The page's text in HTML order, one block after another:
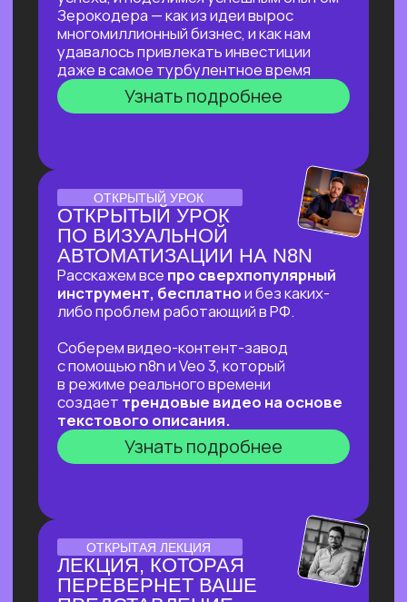
ОНЛАЙН-ПРАКТИКУМ
ПО НЕЙРОСЕТЯМ
ДЛЯ САМОЗАНЯТЫХ,
РУКОВОДИТЕЛЕЙ
И ВЛАДЕЛЬЦЕВ БИЗНЕСА
разбираться
ОНЛАЙН-ПРАКТИКУМ
ОНЛАЙН-ПРАКТИКУМ
ДЛЯ ТЕХ, КТО УЖЕ НА
«ТЫ»С НЕЙРОСЕТЯМИ
В прямом эфире соберем «контент-
завод» для блога с автоматической
созданием иллюстраций к ним
и автопостингом!
⚡Никакой «базы» и «основ» —
приходи за действительно мощной
экспертизой в ИИ и узнай, что взять
от нейросетей уверенным
пользователям!
Узнать подробнее
ОТКРЫТЫЙ УРОК
ПО ИСПОЛЬЗОВАНИЮ
НЕЙРОСЕТЕЙ ДЛЯ
ЗДОРОВЬЯ
Расскажем как: